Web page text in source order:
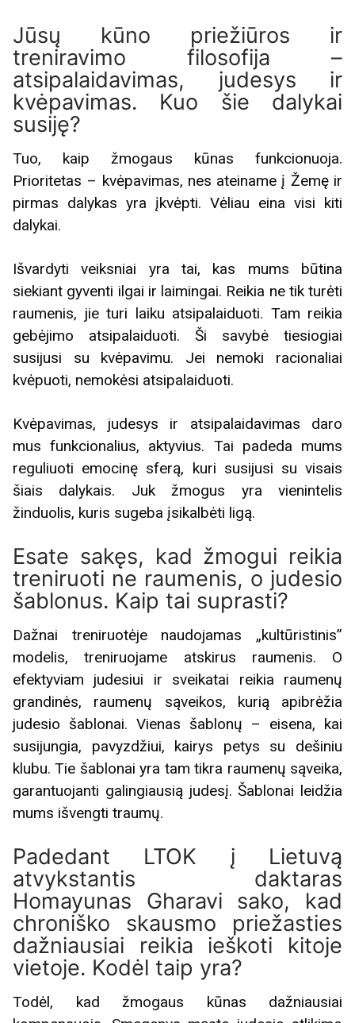
Jūsų kūno priežiūros ir
treniravimo filosofija –
atsipalaidavimas, judesys ir
kvėpavimas. Kuo šie dalykai
susiję?
Tuo, kaip žmogaus kūnas funkcionuoja.
Prioritetas – kvėpavimas, nes ateiname į Žemę ir
pirmas dalykas yra įkvėpti. Vėliau eina visi kiti
dalykai.
Išvardyti veiksniai yra tai, kas mums būtina
siekiant gyventi ilgai ir laimingai. Reikia ne tik turėti
raumenis, jie turi laiku atsipalaiduoti. Tam reikia
gebėjimo atsipalaiduoti. Ši savybė tiesiogiai
susijusi su kvėpavimu. Jei nemoki racionaliai
kvėpuoti, nemokėsi atsipalaiduoti.
Kvėpavimas, judesys ir atsipalaidavimas daro
mus funkcionalius, aktyvius. Tai padeda mums
reguliuoti emocinę sferą, kuri susijusi su visais
šiais dalykais. Juk žmogus yra vienintelis
žinduolis, kuris sugeba įsikalbėti ligą.
Esate sakęs, kad žmogui reikia
treniruoti ne raumenis, o judesio
šablonus. Kaip tai suprasti?
Dažnai treniruotėje naudojamas „kultūristinis”
modelis, treniruojame atskirus raumenis. O
efektyviam judesiui ir sveikatai reikia raumenų
grandinės, raumenų sąveikos, kurią apibrėžia
judesio šablonai. Vienas šablonų – eisena, kai
susijungia, pavyzdžiui, kairys petys su dešiniu
klubu. Tie šablonai yra tam tikra raumenų sąveika,
garantuojanti galingiausią judesį. Šablonai leidžia
mums išvengti traumų.
Padedant LTOK į Lietuvą
atvykstantis daktaras
Homayunas Gharavi sako, kad
chroniško skausmo priežasties
dažniausiai reikia ieškoti kitoje
vietoje. Kodėl taip yra?
Todėl, kad žmogaus kūnas dažniausiai